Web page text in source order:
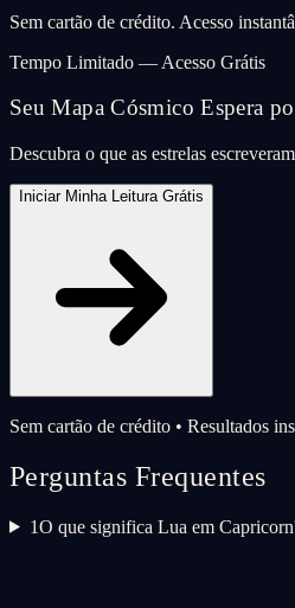
Sem cartão de crédito. Acesso
Tempo Limitado — Acesso Grátis
Seu Mapa Cósmico Espera
Descubra o que as estrelas
Iniciar Minha Leitura Grátis
Sem cartão de crédito • Resultados
Perguntas Frequentes
1O que significa Lua em